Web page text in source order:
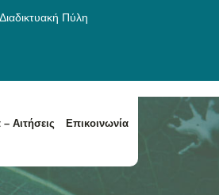
Διαδικτυακή Πύλη
Αιτήσεις Επικοινωνία